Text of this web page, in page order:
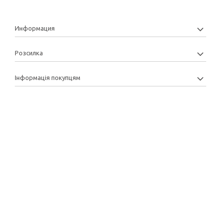
Информация
Розсилка
Інформація покупцям